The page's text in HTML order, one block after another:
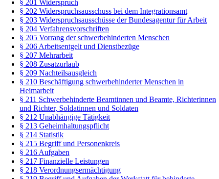
§ 201 Widerspruch
§ 202 Widerspruchsausschuss bei dem Integrationsamt
§ 203 Widerspruchsausschüsse der Bundesagentur für Arbeit
§ 204 Verfahrensvorschriften
§ 205 Vorrang der schwerbehinderten Menschen
§ 206 Arbeitsentgelt und Dienstbezüge
§ 207 Mehrarbeit
§ 208 Zusatzurlaub
§ 209 Nachteilsausgleich
§ 210 Beschäftigung schwerbehinderter Menschen in
Heimarbeit
§ 211 Schwerbehinderte Beamtinnen und Beamte, Richterinnen
und Richter, Soldatinnen und Soldaten
§ 212 Unabhängige Tätigkeit
§ 213 Geheimhaltungspflicht
§ 214 Statistik
§ 215 Begriff und Personenkreis
§ 216 Aufgaben
§ 217 Finanzielle Leistungen
§ 218 Verordnungsermächtigung